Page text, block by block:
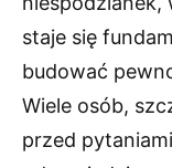
staje się
budować
Wiele osób,
przed